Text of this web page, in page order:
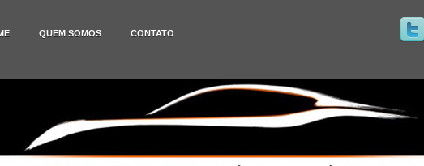
QUEM SOMOS CONTATO